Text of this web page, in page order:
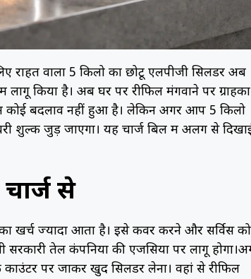
राहत वाला 5 किलो का छोटू एलपीजी सिलेंडर अब
लागू किया है। अब घर पर रीफिल मंगवाने पर ग्राहकों
में कोई बदलाव नहीं हुआ है। लेकिन अगर आप 5 किलो
शुल्क जुड़ जाएगा। यह चार्ज बिल में अलग से
से
का खर्च ज्यादा आता है। इसे कवर करने और सर्विस को
सरकारी तेल कंपनियों की एजेंसियों पर लागू
पर जाकर खुद सिलेंडर लेना। वहां से रीफिल